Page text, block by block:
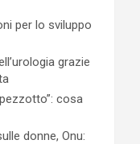
per lo sviluppo
grazie
cosa
donne, Onu: